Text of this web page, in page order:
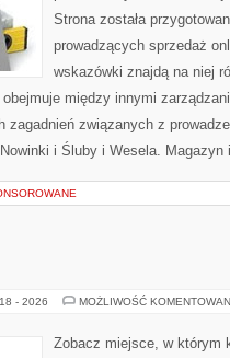
Strona została
prowadzących sprzedaż
wskazówki znajdą na niej
między innymi
zagadnień związanych z
i Śluby i Wesela.
- 2026 MOŻLIWOŚĆ
Zobacz miejsce, w którym